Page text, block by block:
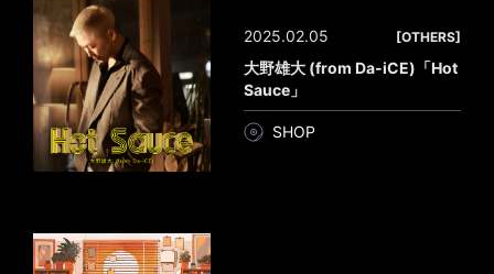
2025.02.05 [OTHERS]
大野雄大 (from Da-iCE)「Hot
Sauce」
SHOP